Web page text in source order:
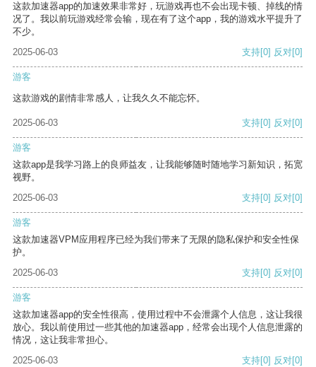
这款加速器app的加速效果非常好，玩游戏再也不会出现卡顿、掉线的情
况了。我以前玩游戏经常会输，现在有了这个app，我的游戏水平提升了
不少。
2025-06-03
支持[0] 反对[0]
游客
这款游戏的剧情非常感人，让我久久不能忘怀。
2025-06-03 支持[0] 反对[0]
游客
这款app是我学习路上的良师益友，让我能够随时随地学习新知识，拓宽
视野。
2025-06-03
支持[0] 反对[0]
游客
这款加速器VPM应用程序已经为我们带来了无限的隐私保护和安全性保
护。
2025-06-03
支持[0] 反对[0]
游客
这款加速器app的安全性很高，使用过程中不会泄露个人信息，这让我很
放心。我以前使用过一些其他的加速器app，经常会出现个人信息泄露的
情况，这让我非常担心。
2025-06-03
支持[0] 反对[0]